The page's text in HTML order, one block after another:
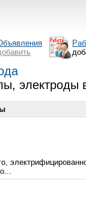
электроды